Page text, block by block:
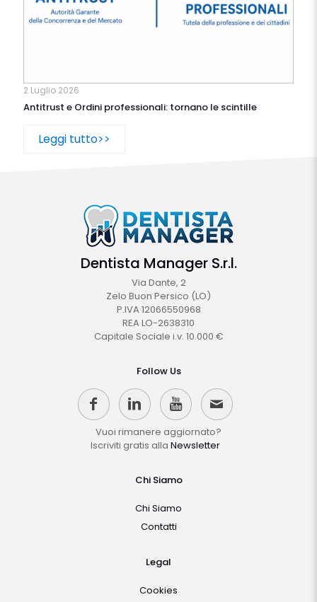
2 Luglio 2026
Antitrust e Ordini professionali: tornano le scintille
Leggi tutto>>
Dentista Manager S.r.l.
Via Dante, 2
Zelo Buon Persico (LO)
P.IVA 12066550968
REA LO-2638310
Capitale Sociale i.v. 10.000 €
Follow Us
Vuoi rimanere aggiornato?
Iscriviti gratis alla Newsletter
Chi Siamo
Chi Siamo
Contatti
Legal
Cookies